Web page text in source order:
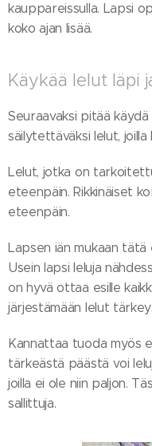
kauppareissulla. Lapsi
koko ajan lisää.
Käykää lelut läpi
Seuraavaksi pitää
säilytettäväksi lelut, joilla
Lelut, jotka on
eteenpäin. Rikkinäiset
eteenpäin.
Lapsen iän mukaan tätä
Usein lapsi leluja
on hyvä ottaa esille
järjestämään lelut
Kannattaa tuoda myös
tärkeästä päästä voi
joilla ei ole niin paljon.
sallittuja.